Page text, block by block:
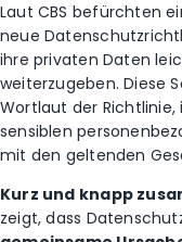
Laut CBS befürchten
neue
ihre privaten Daten
weiterzugeben. Diese
Wortlaut der Richtlinie,
sensiblen
mit den geltenden
Kurz und knapp
zeigt, dass